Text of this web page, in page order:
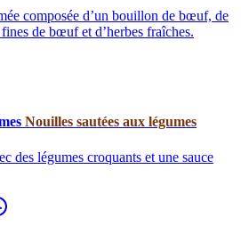
composée d’un bouillon de bœuf, de
de bœuf et d’herbes fraîches.
Nouilles sautées aux légumes
des légumes croquants et une sauce